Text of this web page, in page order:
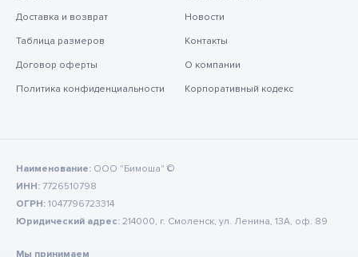
Доставка и возврат
Таблица размеров
Договор оферты
Политика конфиденциальности
Новости
Контакты
О компании
Корпоративный кодекс
Наименование: ООО "Бимоша" ©
ИНН: 7726510798
ОГРН: 1047796723314
Юридический адрес: 214000, г. Смоленск, ул. Ленина, 13А, оф. 89
Мы принимаем